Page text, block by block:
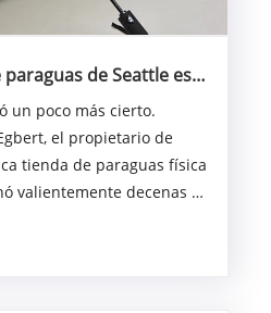
de Seattle está
un poco más cierto.
el propietario de
tienda de paraguas física
valientemente decenas de
de paraguas desde el